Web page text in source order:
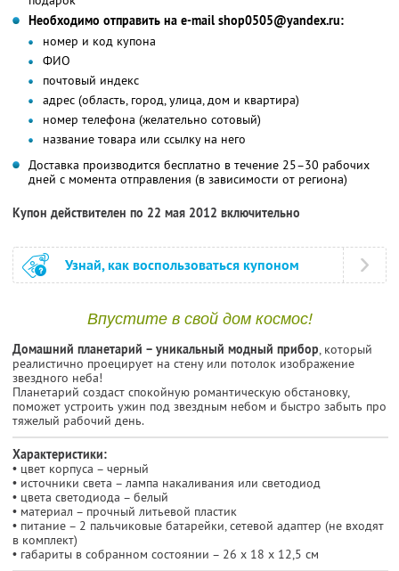
Необходимо отправить на e-mail shop0505@yandex.ru:
номер и код купона
ФИО
почтовый индекс
адрес (область, город, улица, дом и квартира)
номер телефона (желательно сотовый)
название товара или ссылку на него
Доставка производится бесплатно в течение 25–30 рабочих
дней с момента отправления (в зависимости от региона)
Купон действителен по 22 мая 2012 включительно
Узнай, как воспользоваться купоном
Впустите в свой дом космос!
Домашний планетарий – уникальный модный прибор, который
реалистично проецирует на стену или потолок изображение
звездного неба!
Планетарий создаст спокойную романтическую обстановку,
поможет устроить ужин под звездным небом и быстро забыть про
тяжелый рабочий день.
Характеристики:
• цвет корпуса – черный
• источники света – лампа накаливания или светодиод
• цвета светодиода – белый
• материал – прочный литьевой пластик
• питание – 2 пальчиковые батарейки, сетевой адаптер (не входят
в комплект)
• габариты в собранном состоянии – 26 х 18 х 12,5 см